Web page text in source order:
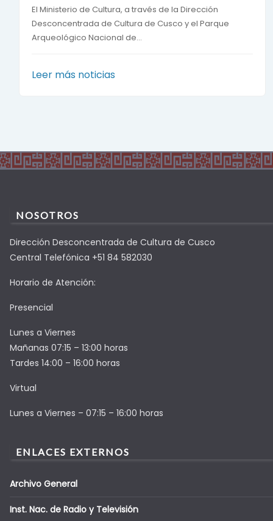
El Ministerio de Cultura, a través de la Dirección
Desconcentrada de Cultura de Cusco y el Parque
Arqueológico Nacional de...
Leer más noticias
NOSOTROS
Dirección Desconcentrada de Cultura de Cusco
Central Telefónica +51 84 582030
Horario de Atención:
Presencial
Lunes a Viernes
Mañanas 07:15 – 13:00 horas
Tardes 14:00 – 16:00 horas
Virtual
Lunes a Viernes – 07:15 – 16:00 horas
ENLACES EXTERNOS
Archivo General
Inst. Nac. de Radio y Televisión